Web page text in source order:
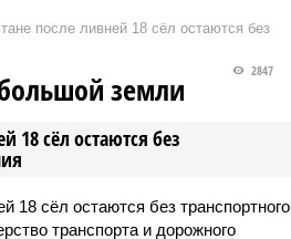
после ливней 18 сёл остаются без
18 сёл остаются без
2847
земли